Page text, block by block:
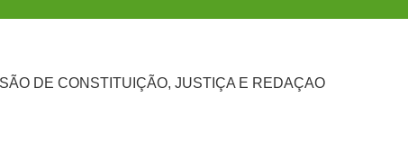
DE CONSTITUIÇÃO, JUSTIÇA E REDAÇAO